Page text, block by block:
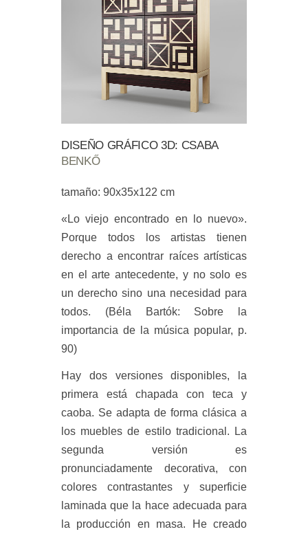
DISEÑO GRÁFICO 3D: CSABA
BENKŐ
tamaño: 90x35x122 cm
«Lo viejo encontrado en lo nuevo».
Porque todos los artistas tienen
derecho a encontrar raíces artísticas
en el arte antecedente, y no solo es
un derecho sino una necesidad para
todos. (Béla Bartók: Sobre la
importancia de la música popular, p.
90)
Hay dos versiones disponibles, la
primera está chapada con teca y
caoba. Se adapta de forma clásica a
los muebles de estilo tradicional. La
segunda versión es
pronunciadamente decorativa, con
colores contrastantes y superficie
laminada que la hace adecuada para
la producción en masa. He creado